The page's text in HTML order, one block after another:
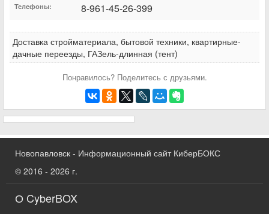
Телефоны: 8-961-45-26-399
Доставка стройматериала, бытовой техники, квартирные-
дачные переезды, ГАЗель-длинная (тент)
Понравилось? Поделитесь с друзьями.
Новопавловск - Информационный сайт КиберБОКС
© 2016 - 2026 г.
О CyberBOX